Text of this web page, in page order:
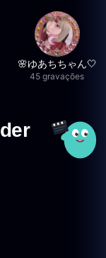
🌸ゆあちちゃん🤍
45 gravações